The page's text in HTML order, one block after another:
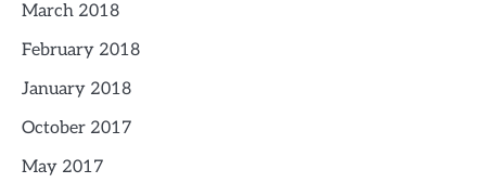
March 2018
February 2018
January 2018
October 2017
May 2017